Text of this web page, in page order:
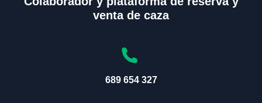
venta de caza
689 654 327